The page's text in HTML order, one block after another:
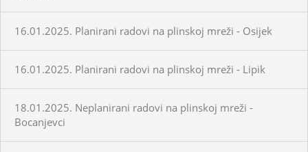
16.01.2025. Planirani radovi na plinskoj mreži - Osijek
16.01.2025. Planirani radovi na plinskoj mreži - Lipik
18.01.2025. Neplanirani radovi na plinskoj mreži -
Bocanjevci